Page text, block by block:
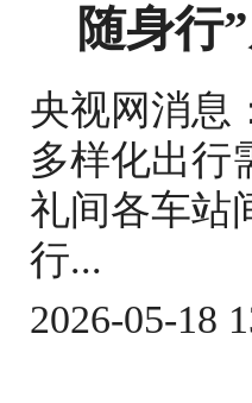
随身行
央视网消息
多样化出行
礼间各车站
行...
2026-05-18